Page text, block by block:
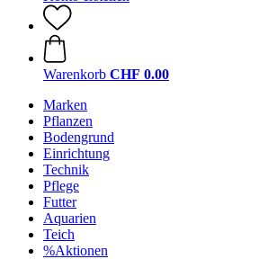
Warenkorb CHF 0.00
Marken
Pflanzen
Bodengrund
Einrichtung
Technik
Pflege
Futter
Aquarien
Teich
%Aktionen